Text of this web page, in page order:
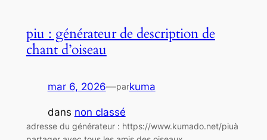
piu : générateur de description de
chant d’oiseau
mar 6, 2026—parkuma
dans non classé
adresse du générateur : https://www.kumado.net/piuà